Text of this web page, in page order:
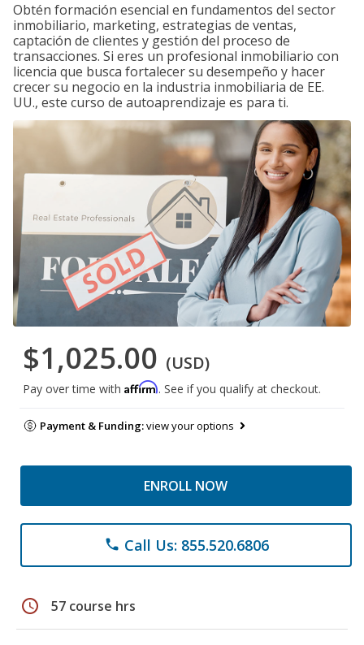
Obtén formación esencial en fundamentos del sector
inmobiliario, marketing, estrategias de ventas,
captación de clientes y gestión del proceso de
transacciones. Si eres un profesional inmobiliario con
licencia que busca fortalecer su desempeño y hacer
crecer su negocio en la industria inmobiliaria de EE.
UU., este curso de autoaprendizaje es para ti.
$1,025.00 (USD)
Pay over time with Affirm. See if you qualify at checkout.
Payment & Funding:view your options
ENROLL NOW
phone Call Us: 855.520.6806
schedule 57 course hrs